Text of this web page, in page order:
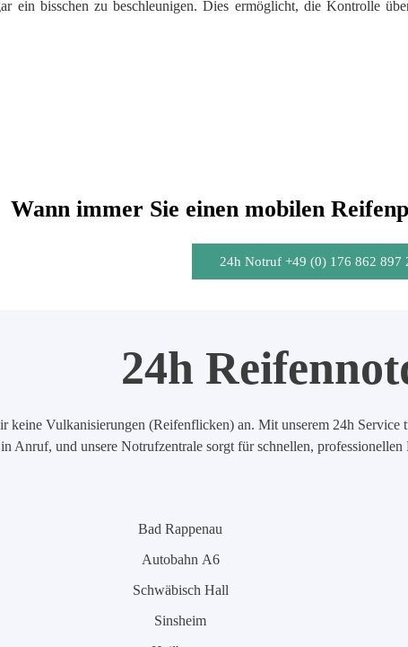
ein bisschen zu beschleunigen. Dies ermöglicht, die Kontrolle
Wann immer Sie einen mobilen
24h Notruf +49 (0) 176 862 897
24h
keine Vulkanisierungen (Reifenflicken) an. Mit unserem 24h
Anruf, und unsere Notrufzentrale sorgt für schnellen,
Bad Rappenau
Autobahn A6
Schwäbisch Hall
Sinsheim